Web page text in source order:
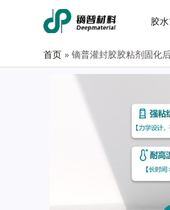
胶
首页 镝普灌封胶胶粘剂固化